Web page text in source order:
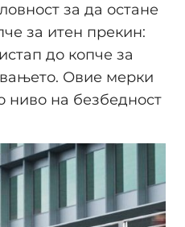
за да остане
за итен прекин:
до копче за
Овие мерки
ниво на безбедност